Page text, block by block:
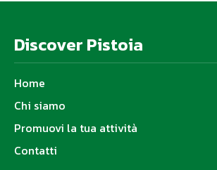
Discover Pistoia
Home
Chi siamo
Promuovi la tua attività
Contatti